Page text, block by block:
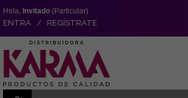
Hola, Invitado (Particular)
ENTRA / REGÍSTRATE